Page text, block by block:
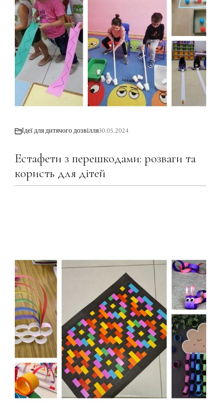
Ідеї для дитячого дозвілля30.05.2024
Естафети з перешкодами: розваги та
користь для дітей